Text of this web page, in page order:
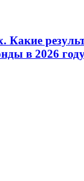
Какие
в 2026